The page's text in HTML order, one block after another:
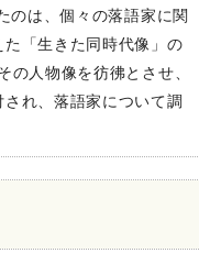
のは、個々の落語家に関
「生きた同時代像」の
人物像を彷彿とさせ、
れ、落語家について調